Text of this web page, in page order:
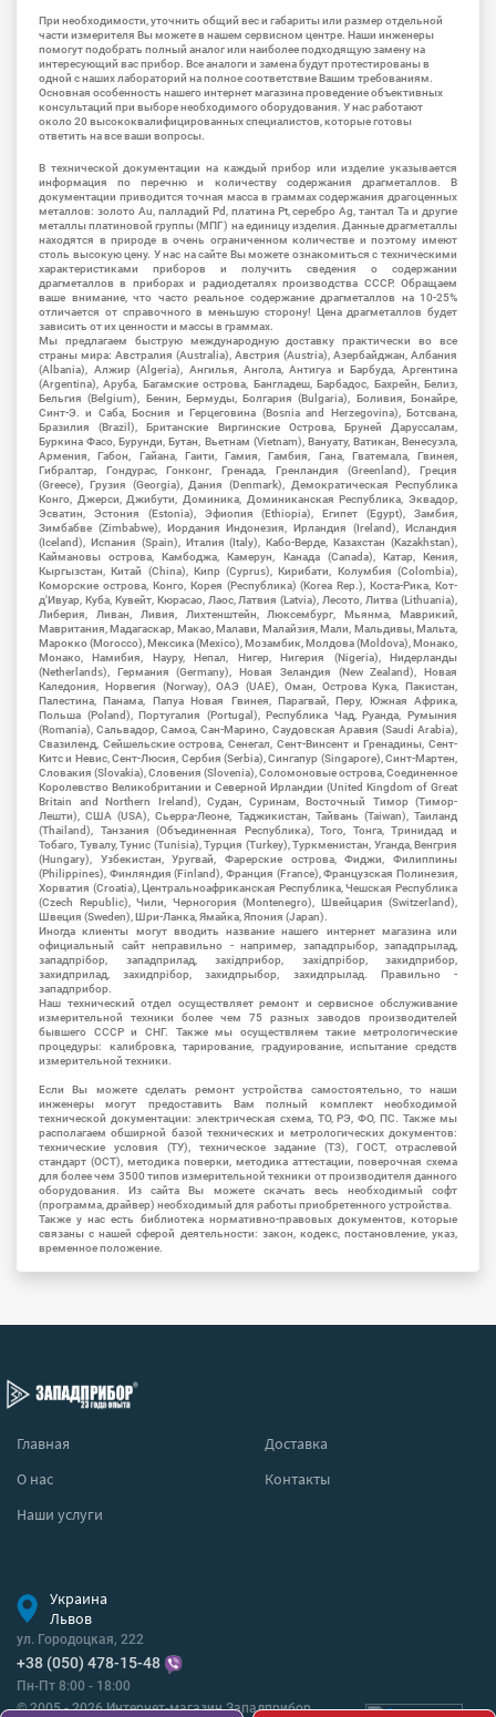
При необходимости, уточнить общий вес и габариты или размер отдельной
части измерителя Вы можете в нашем сервисном центре. Наши инженеры
помогут подобрать полный аналог или наиболее подходящую замену на
интересующий вас прибор. Все аналоги и замена будут протестированы в
одной с наших лабораторий на полное соответствие Вашим требованиям.
Основная особенность нашего интернет магазина проведение объективных
консультаций при выборе необходимого оборудования. У нас работают
около 20 высококвалифицированных специалистов, которые готовы
ответить на все ваши вопросы.
В технической документации на каждый прибор или изделие указывается
информация по перечню и количеству содержания драгметаллов. В
документации приводится точная масса в граммах содержания драгоценных
металлов: золото Au, палладий Pd, платина Pt, серебро Ag, тантал Ta и другие
металлы платиновой группы (МПГ) на единицу изделия. Данные драгметаллы
находятся в природе в очень ограниченном количестве и поэтому имеют
столь высокую цену. У нас на сайте Вы можете ознакомиться с техническими
характеристиками приборов и получить сведения о содержании
драгметаллов в приборах и радиодеталях производства СССР. Обращаем
ваше внимание, что часто реальное содержание драгметаллов на 10-25%
отличается от справочного в меньшую сторону! Цена драгметаллов будет
зависить от их ценности и массы в граммах.
Мы предлагаем быструю международную доставку практически во все
страны мира: Австралия (Australia), Австрия (Austria), Азербайджан, Албания
(Albania), Алжир (Algeria), Ангилья, Ангола, Антигуа и Барбуда, Аргентина
(Argentina), Аруба, Багамские острова, Бангладеш, Барбадос, Бахрейн, Белиз,
Бельгия (Belgium), Бенин, Бермуды, Болгария (Bulgaria), Боливия, Бонайре,
Синт-Э. и Саба, Босния и Герцеговина (Bosnia and Herzegovina), Ботсвана,
Бразилия (Brazil), Британские Виргинские Острова, Бруней Даруссалам,
Буркина Фасо, Бурунди, Бутан, Вьетнам (Vietnam), Вануату, Ватикан, Венесуэла,
Армения, Габон, Гайана, Гаити, Гамия, Гамбия, Гана, Гватемала, Гвинея,
Гибралтар, Гондурас, Гонконг, Гренада, Гренландия (Greenland), Греция
(Greece), Грузия (Georgia), Дания (Denmark), Демократическая Республика
Конго, Джерси, Джибути, Доминика, Доминиканская Республика, Эквадор,
Эсватин, Эстония (Estonia), Эфиопия (Ethiopia), Египет (Egypt), Замбия,
Зимбабве (Zimbabwe), Иордания Индонезия, Ирландия (Ireland), Исландия
(Iceland), Испания (Spain), Италия (Italy), Кабо-Верде, Казахстан (Kazakhstan),
Каймановы острова, Камбоджа, Камерун, Канада (Canada), Катар, Кения,
Кыргызстан, Китай (China), Кипр (Cyprus), Кирибати, Колумбия (Colombia),
Коморские острова, Конго, Корея (Республика) (Korea Rep.), Коста-Рика, Кот-
д'Ивуар, Куба, Кувейт, Кюрасао, Лаос, Латвия (Latvia), Лесото, Литва (Lithuania),
Либерия, Ливан, Ливия, Лихтенштейн, Люксембург, Мьянма, Маврикий,
Мавритания, Мадагаскар, Макао, Малави, Малайзия, Мали, Мальдивы, Мальта,
Марокко (Morocco), Мексика (Mexico), Мозамбик, Молдова (Moldova), Монако,
Монако, Намибия, Науру, Непал, Нигер, Нигерия (Nigeria), Нидерланды
(Netherlands), Германия (Germany), Новая Зеландия (New Zealand), Новая
Каледония, Норвегия (Norway), ОАЭ (UAE), Оман, Острова Кука, Пакистан,
Палестина, Панама, Папуа Новая Гвинея, Парагвай, Перу, Южная Африка,
Польша (Poland), Португалия (Portugal), Республика Чад, Руанда, Румыния
(Romania), Сальвадор, Самоа, Сан-Марино, Саудовская Аравия (Saudi Arabia),
Свазиленд, Сейшельские острова, Сенегал, Сент-Винсент и Гренадины, Сент-
Китс и Невис, Сент-Люсия, Сербия (Serbia), Сингапур (Singapore), Синт-Мартен,
Словакия (Slovakia), Словения (Slovenia), Соломоновые острова, Соединенное
Королевство Великобритании и Северной Ирландии (United Kingdom of Great
Britain and Northern Ireland), Судан, Суринам, Восточный Тимор (Тимор-
Лешти), США (USA), Сьерра-Леоне, Таджикистан, Тайвань (Taiwan), Таиланд
(Thailand), Танзания (Объединенная Республика), Того, Тонга, Тринидад и
Тобаго, Тувалу, Тунис (Tunisia), Турция (Turkey), Туркменистан, Уганда, Венгрия
(Hungary), Узбекистан, Уругвай, Фарерские острова, Фиджи, Филиппины
(Philippines), Финляндия (Finland), Франция (France), Французская Полинезия,
Хорватия (Croatia), Центральноафриканская Республика, Чешская Республика
(Czech Republic), Чили, Черногория (Montenegro), Швейцария (Switzerland),
Швеция (Sweden), Шри-Ланка, Ямайка, Япония (Japan).
Иногда клиенты могут вводить название нашего интернет магазина или
официальный сайт неправильно - например, западпрыбор, западпрылад,
западпрібор, западприлад, західприбор, західпрібор, захидприбор,
захидприлад, захидпрібор, захидпрыбор, захидпрылад. Правильно -
западприбор.
Наш технический отдел осуществляет ремонт и сервисное обслуживание
измерительной техники более чем 75 разных заводов производителей
бывшего СССР и СНГ. Также мы осуществляем такие метрологические
процедуры: калибровка, тарирование, градуирование, испытание средств
измерительной техники.
Если Вы можете сделать ремонт устройства самостоятельно, то наши
инженеры могут предоставить Вам полный комплект необходимой
технической документации: электрическая схема, ТО, РЭ, ФО, ПС. Также мы
располагаем обширной базой технических и метрологических документов:
технические условия (ТУ), техническое задание (ТЗ), ГОСТ, отраслевой
стандарт (ОСТ), методика поверки, методика аттестации, поверочная схема
для более чем 3500 типов измерительной техники от производителя данного
оборудования. Из сайта Вы можете скачать весь необходимый софт
(программа, драйвер) необходимый для работы приобретенного устройства.
Также у нас есть библиотека нормативно-правовых документов, которые
связаны с нашей сферой деятельности: закон, кодекс, постановление, указ,
временное положение.
Главная
Доставка
О нас
Контакты
Наши услуги
Украина
Львов
ул. Городоцкая, 222
+38 (050) 478-15-48
Пн-Пт 8:00 - 18:00
© 2005 - 2026 Интернет-магазин Западприбор